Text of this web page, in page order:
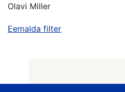
Olavi Miller
Eemalda filter